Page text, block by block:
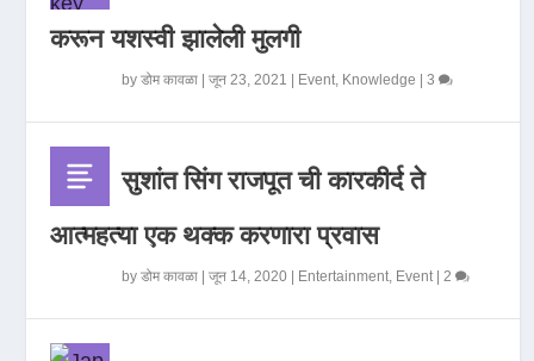
करून यशस्वी झालेली मुलगी
byडोम कावळा |जून 23, 2021 Event, Knowledge |3
सुशांत सिंग राजपूत ची कारकीर्द ते
आत्महत्या एक थक्क करणारा प्रवास
byडोम कावळा |जून 14, 2020 Entertainment, Event|2